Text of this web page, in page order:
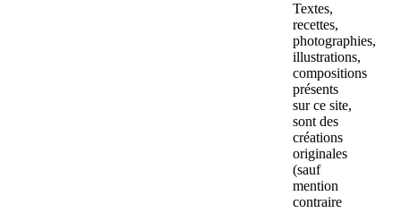
Textes,
recettes,
photographies,
illustrations,
compositions
présents
sur ce site,
sont des
créations
originales
(sauf
mention
contraire